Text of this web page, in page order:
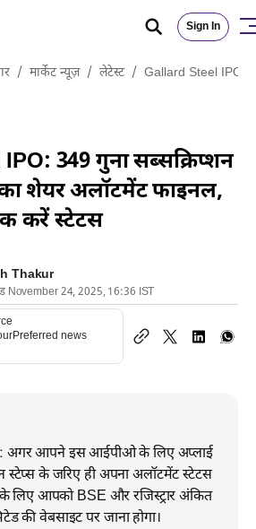
Sign In
/ मार्केट न्यूज़ / लेटेस्ट / Gallard Steel IPO:
349 गुना सब्सक्रिप्शन
शेयर अलॉटमेंट फाइनल,
करें स्टेटस
Thakur
November 24, 2025, 16:36 IST
Preferred news
अगर आपने इस आईपीओ के लिए अप्लाई
के जरिए ही अपना अलॉटमेंट स्टेटस
आपको BSE और रजिस्ट्रार अंकित
की वेबसाइट पर जाना होगा।